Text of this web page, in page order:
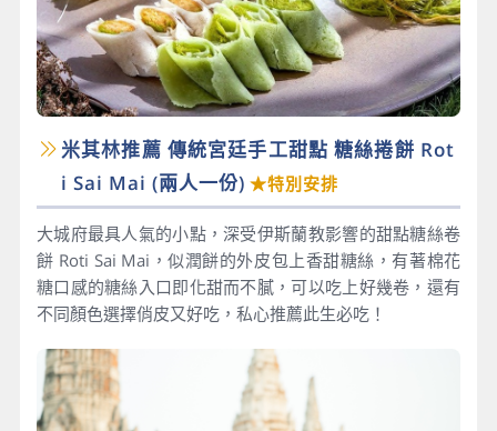
米其林推薦 傳統宮廷手工甜點 糖絲捲餅 Rot
i Sai Mai​ (兩人一份) ★特別安排
大城府最具人氣的小點，深受伊斯蘭教影響的甜點糖絲卷
餅 Roti Sai Mai，似潤餅的外皮包上香甜糖絲，有著棉花
糖口感的糖絲入口即化甜而不膩，可以吃上好幾卷，還有
不同顏色選擇俏皮又好吃，私心推薦此生必吃！